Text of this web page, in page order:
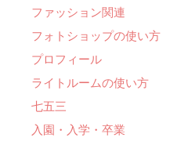
ファッション関連
フォトショップの使い方
プロフィール
ライトルームの使い方
七五三
入園・入学・卒業